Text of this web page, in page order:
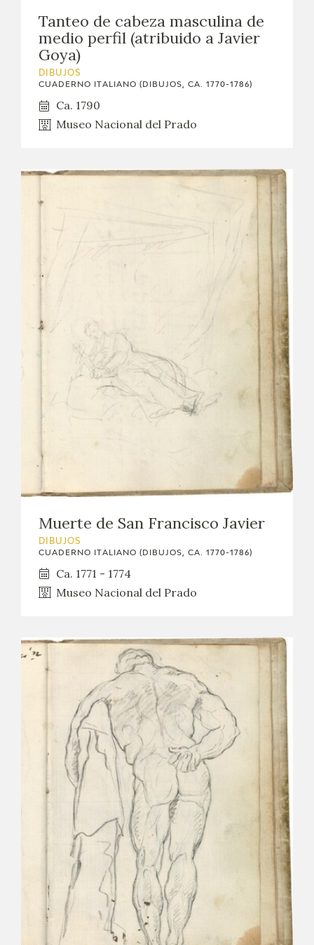
Tanteo de cabeza masculina de
medio perfil (atribuido a Javier
Goya)
DIBUJOS
CUADERNO ITALIANO (DIBUJOS, CA. 1770-1786)
Ca. 1790
Museo Nacional del Prado
Muerte de San Francisco Javier
DIBUJOS
CUADERNO ITALIANO (DIBUJOS, CA. 1770-1786)
Ca. 1771 - 1774
Museo Nacional del Prado